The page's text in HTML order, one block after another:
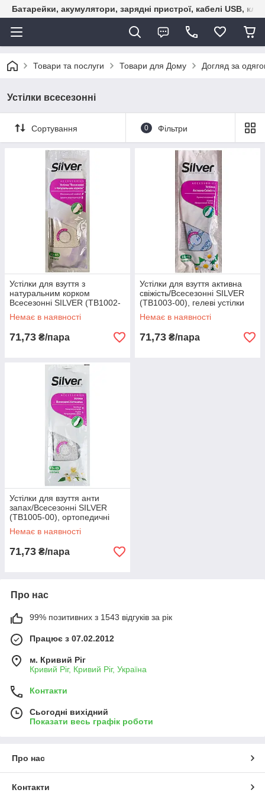
Батарейки, акумулятори, зарядні пристрої, кабелі USB,
Товари та послуги Товари для Дому Догляд за
Устілки всесезонні
Сортування 0 Фільтри
Устілки для взуття з
натуральним корком
Всесезонні SILVER (TB1002-
00), Перфоровані устілки
Немає в наявності
71,73 ₴/пара
Устілки для взуття активна
свіжість/Всесезонні SILVER
(TB1003-00), гелеві устілки
Немає в наявності
71,73 ₴/пара
Устілки для взуття анти
запах/Всесезонні SILVER
(TB1005-00), ортопедичні
устілки
Немає в наявності
71,73 ₴/пара
Про нас
99% позитивних з 1543 відгуків за рік
Працює з 07.02.2012
м. Кривий Ріг
Кривий Ріг, Кривий Ріг, Україна
Контакти
Сьогодні вихідний
Показати весь графік роботи
Про нас
Контакти